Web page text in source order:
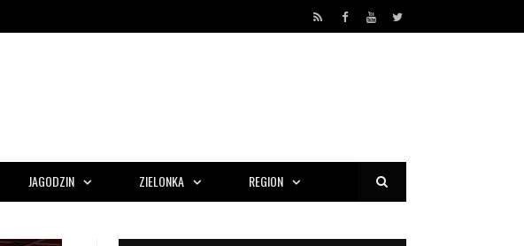
RSS Facebook
YouTube
Twitter
JAGODZIN ZIELONKA REGION